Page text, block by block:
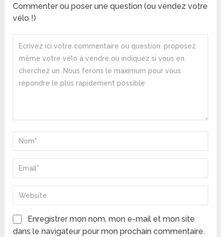
Commenter ou poser une question (ou vendez votre
vélo !)
Enregistrer mon nom, mon e-mail et mon site
dans le navigateur pour mon prochain commentaire.